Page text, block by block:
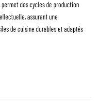
des cycles de production
assurant une
de cuisine durables et adaptés